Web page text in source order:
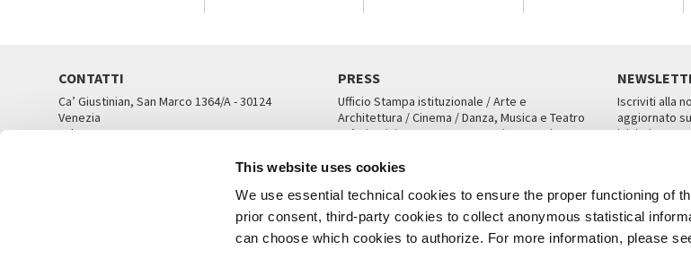
This website uses cookies
We use essential technical cookies to ensure the proper functioning of
prior consent, third-party cookies to collect anonymous statistical
can choose which cookies to authorize. For more information, please
CONTATTI
Ca’ Giustinian, San Marco 1364/A - 30124
Venezia
Tel. 041 5218711
PRESS
Ufficio Stampa istituzionale / Arte e
Architettura / Cinema / Danza, Musica e Teatro
Ca’ Giustinian, San Marco 1364/A, Venezia
UFFICI STAMPA
Iscriviti alla
aggiornato
iniziative.